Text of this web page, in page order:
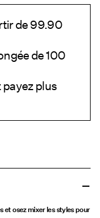
de 99.90
de 100
plus
et osez mixer les styles pour